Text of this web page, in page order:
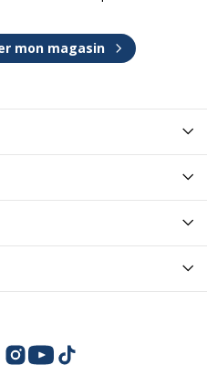
mon magasin